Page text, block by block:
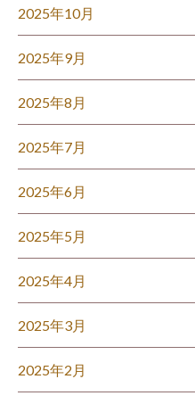
2025年10月
2025年9月
2025年8月
2025年7月
2025年6月
2025年5月
2025年4月
2025年3月
2025年2月